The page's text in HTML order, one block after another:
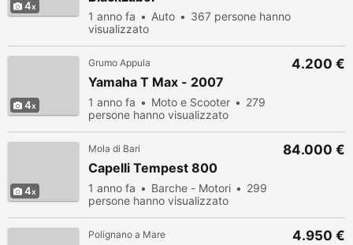
4
1 anno fa Auto
367 persone hanno
visualizzato
4
Grumo Appula
Yamaha T Max - 2007
1 anno fa Moto e Scooter
279
persone hanno visualizzato
4.200 €
4
Mola di Bari
Capelli Tempest 800
1 anno fa Barche - Motori
299
persone hanno visualizzato
84.000 €
Polignano a Mare 4.950 €